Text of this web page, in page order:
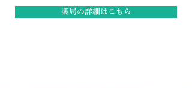
薬局の詳細はこちら